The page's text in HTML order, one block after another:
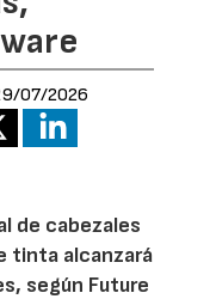
07/2026
de cabezales
tinta alcanzará
según Future